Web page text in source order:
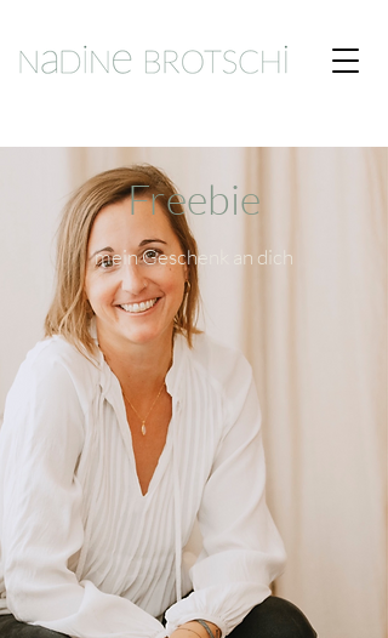
Freebie
mein Geschenk an dich